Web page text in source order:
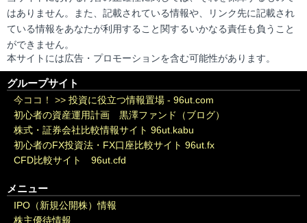
はありません。また、記載されている情報や、リンク先に記載され
ている情報をあなたが利用すること関するいかなる責任も負うこと
ができません。
本サイトには広告・プロモーションを含む可能性があります。
グループサイト
今ココ！ >> 投資に役立つ情報置場 - 96ut.com
初心者の資産運用計画 黒澤ファンド（ブログ）
株式・証券会社比較情報サイト 96ut.kabu
初心者のFX投資法・FX口座比較サイト 96ut.fx
CFD比較サイト 96ut.cfd
メニュー
IPO（新規公開株）情報
株主優待情報